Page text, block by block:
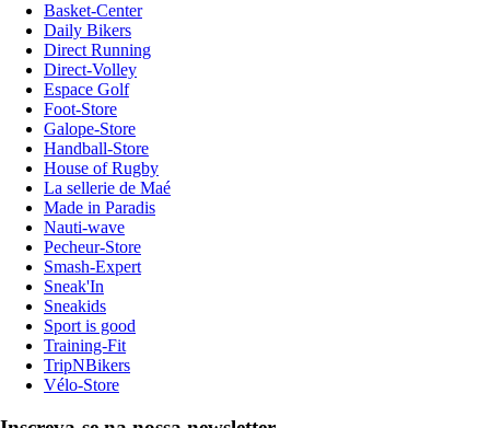
Basket-Center
Daily Bikers
Direct Running
Direct-Volley
Espace Golf
Foot-Store
Galope-Store
Handball-Store
House of Rugby
La sellerie de Maé
Made in Paradis
Nauti-wave
Pecheur-Store
Smash-Expert
Sneak'In
Sneakids
Sport is good
Training-Fit
TripNBikers
Vélo-Store